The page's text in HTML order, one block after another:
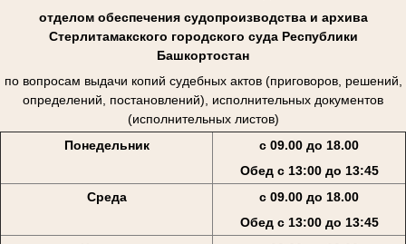
отделом обеспечения судопроизводства и архива
Стерлитамакского городского суда Республики
Башкортостан
по вопросам выдачи копий судебных актов (приговоров, решений,
определений, постановлений), исполнительных документов
(исполнительных листов)
Понедельник
с 09.00 до 18.00
Обед с 13:00 до 13:45
Среда
с 09.00 до 18.00
Обед с 13:00 до 13:45